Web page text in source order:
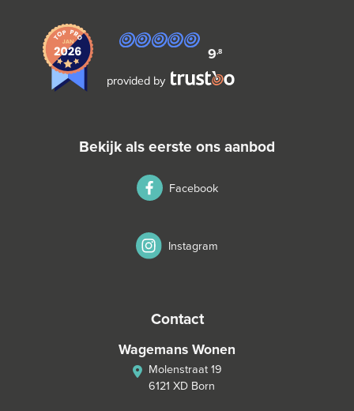
9,8
provided by
bekijk als eerste ons aanbod
Facebook
Instagram
contact
Wagemans Wonen
Molenstraat 19
6121 XD Born